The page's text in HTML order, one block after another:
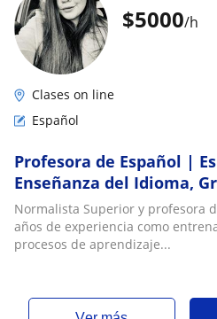
$5000/h
Clases on line
Español
Profesora de Español |
Enseñanza del Idioma,
Conversación
Normalista Superior y profesora
años de experiencia como
procesos de aprendizaje...